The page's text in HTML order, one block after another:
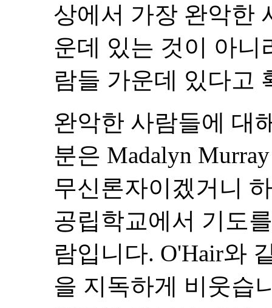
상에서 가장 완악한
운데 있는 것이 아니
람들 가운데 있다고
완악한 사람들에 대
분은 Madalyn
무신론자이겠거니
공립학교에서 기도
람입니다. O'Hair와
을 지독하게 비웃습